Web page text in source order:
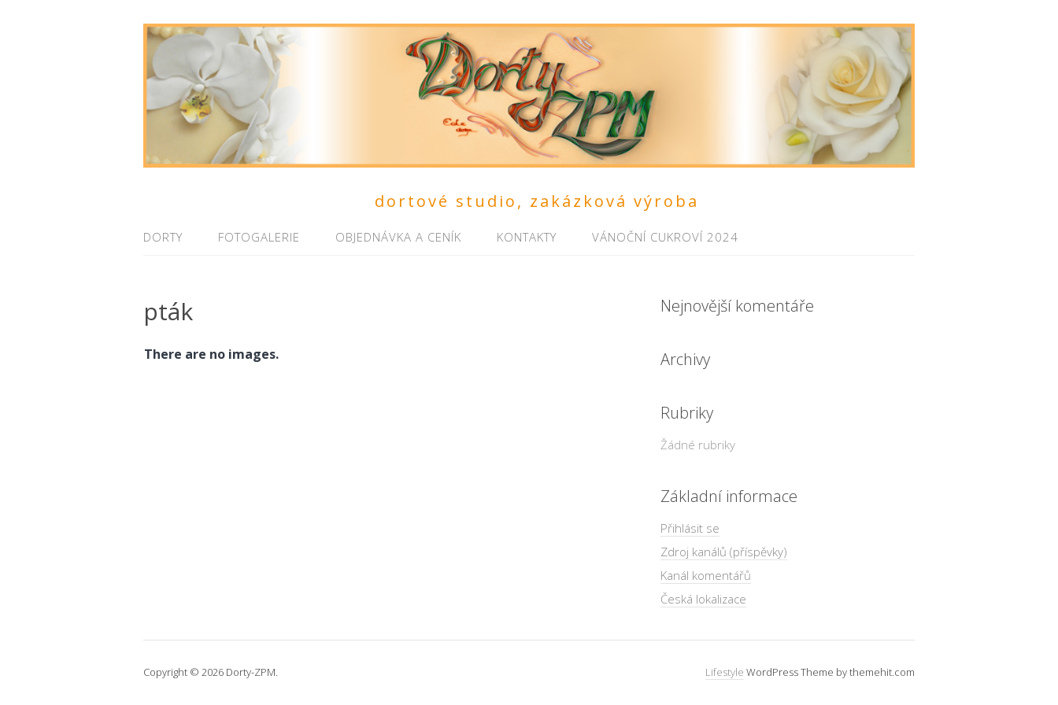
dortové studio, zakázková výroba
DORTY FOTOGALERIE OBJEDNÁVKA A CENÍK KONTAKTY VÁNOČNÍ CUKROVÍ 2024
pták
There are no images.
Nejnovější komentáře
Archivy
Rubriky
Žádné rubriky
Základní informace
Přihlásit se
Zdroj kanálů (příspěvky)
Kanál komentářů
Česká lokalizace
Copyright © 2026 Dorty-ZPM. Lifestyle WordPress Theme by themehit.com